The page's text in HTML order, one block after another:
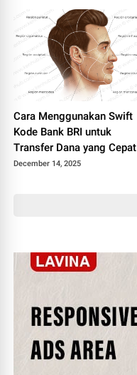
Cara Menggunakan Swift
Kode Bank BRI untuk
Transfer Dana yang Cepat
dan Aman
December 14, 2025